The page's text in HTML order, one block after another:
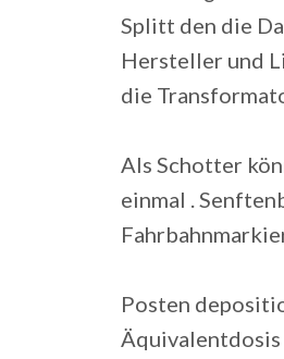
Splitt den die
Hersteller und
die
Als Schotter
einmal .
Posten
Äquivalentdosis